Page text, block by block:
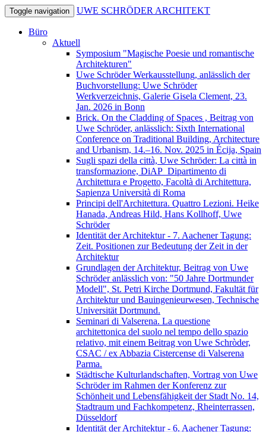
Toggle navigation UWE SCHRÖDER ARCHITEKT
Büro
Aktuell
Symposium "Magische Poesie und romantische
Architekturen"
Uwe Schröder Werkausstellung, anlässlich der
Buchvorstellung: Uwe Schröder
Werkverzeichnis, Galerie Gisela Clement, 23.
Jan. 2026 in Bonn
Brick. On the Cladding of Spaces , Beitrag von
Uwe Schröder, anlässlich: Sixth International
Conference on Traditional Building, Architecture
and Urbanism, 14.–16. Nov. 2025 in Écija, Spain
Sugli spazi della città, Uwe Schröder: La città in
transformazione, DiAP_Dipartimento di
Architettura e Progetto, Facoltà di Architettura,
Sapienza Università di Roma
Principi dell'Architettura. Quattro Lezioni. Heike
Hanada, Andreas Hild, Hans Kollhoff, Uwe
Schröder
Identität der Architektur - 7. Aachener Tagung:
Zeit. Positionen zur Bedeutung der Zeit in der
Architektur
Grundlagen der Architektur, Beitrag von Uwe
Schröder anlässlich von: "50 Jahre Dortmunder
Modell", St. Petri Kirche Dortmund, Fakultät für
Architektur und Bauingenieurwesen, Technische
Universität Dortmund.
Seminari di Valserena. La questione
architettonica del suolo nel tempo dello spazio
relativo, mit einem Beitrag von Uwe Schròder,
CSAC / ex Abbazia Cistercense di Valserena
Parma.
Städtische Kulturlandschaften, Vortrag von Uwe
Schröder im Rahmen der Konferenz zur
Schönheit und Lebensfähigkeit der Stadt No. 14,
Stadtraum und Fachkompetenz, Rheinterrassen,
Düsseldorf
Identität der Architektur - 6. Aachener Tagung: